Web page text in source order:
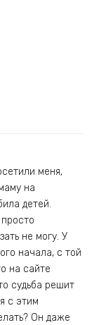
меня,
на
детей.
не могу. У
начала, с той
на сайте
судьба решит
с этим
Он даже